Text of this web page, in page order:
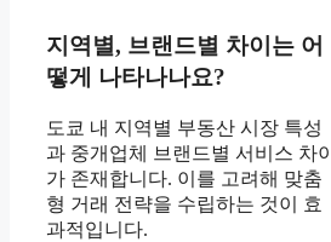
지역별, 브랜드별 차이는 어
떻게 나타나나요?
도쿄 내 지역별 부동산 시장 특성
과 중개업체 브랜드별 서비스 차이
가 존재합니다. 이를 고려해 맞춤
형 거래 전략을 수립하는 것이 효
과적입니다.